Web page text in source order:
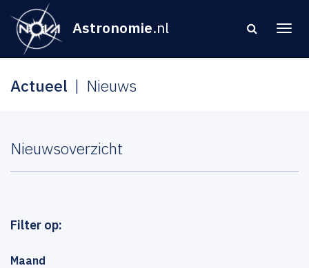
Astronomie.nl
Actueel Nieuws
Nieuwsoverzicht
Filter op:
Maand